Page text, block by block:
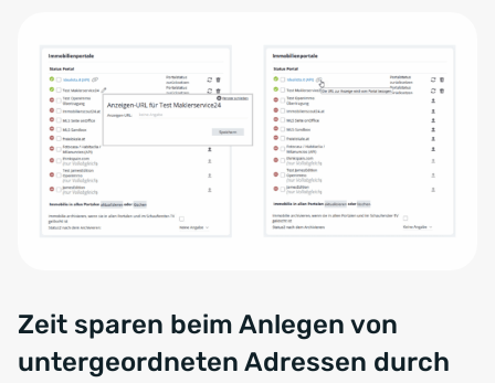
Zeit sparen beim Anlegen von
untergeordneten Adressen durch